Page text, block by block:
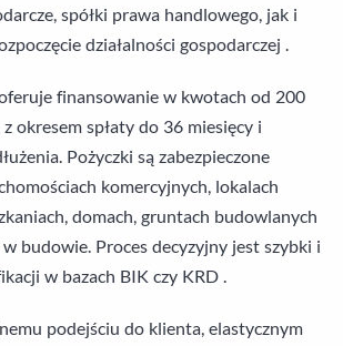
spółki prawa handlowego, jak i
działalności gospodarczej .
finansowanie w kwotach od 200
z okresem spłaty do 36 miesięcy i
Pożyczki są zabezpieczone
komercyjnych, lokalach
domach, gruntach budowlanych
budowie. Proces decyzyjny jest szybki i
w bazach BIK czy KRD .
podejściu do klienta, elastycznym